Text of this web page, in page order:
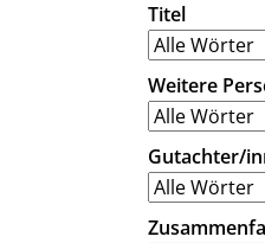
Titel
Weitere
Gutachter/